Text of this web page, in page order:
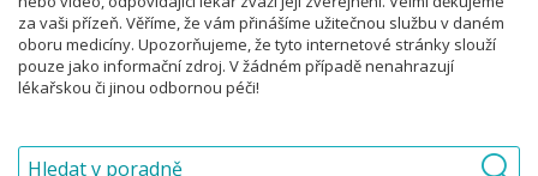
za vaši přízeň. Věříme, že vám přinášíme užitečnou službu v daném
oboru medicíny. Upozorňujeme, že tyto internetové stránky slouží
pouze jako informační zdroj. V žádném případě nenahrazují
lékařskou či jinou odbornou péči!